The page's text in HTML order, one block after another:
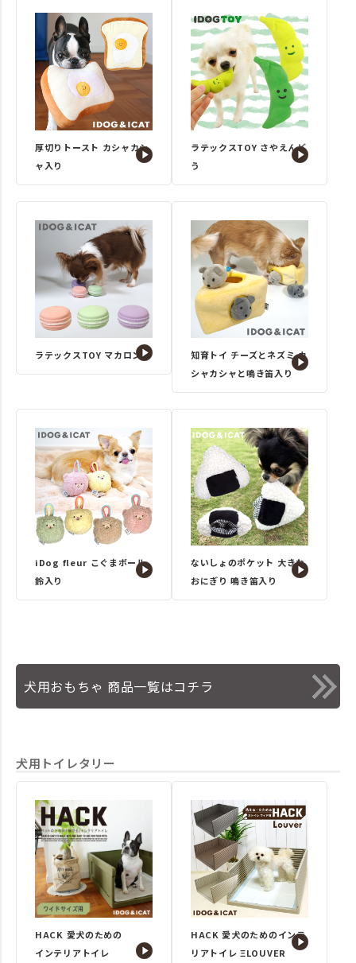
厚切りトースト カシャカシ
ャ入り
ラテックスTOY さやえんど
う
ラテックスTOY マカロン
知育トイ チーズとネズミ カ
シャカシャと鳴き笛入り
iDog fleur こぐまボール
鈴入り
ないしょのポケット 大きな
おにぎり 鳴き笛入り
犬用おもちゃ 商品一覧はコチラ
犬用トイレタリー
HACK 愛犬のための
インテリアトイレ
HACK 愛犬のためのインテ
リアトイレ ΞLOUVER